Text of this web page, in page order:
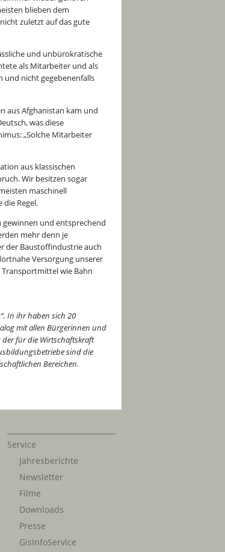
blieben dem
zuletzt auf das gute
und unbürokratische
als Mitarbeiter und als
und nicht gegebenenfalls
aus Afghanistan kam und
was diese
„Solche Mitarbeiter
aus klassischen
Wir besitzen sogar
maschinell
Regel.
gewinnen und entsprechend
mehr denn je
der Baustoffindustrie auch
Versorgung unserer
wie Bahn
In ihr haben sich 20
mit allen Bürgerinnen und
der für die Wirtschaftskraft
sind die
Bereichen.
Service
Jahresberichte
Newsletter
Filme
Downloads
Presse
GisInfoService